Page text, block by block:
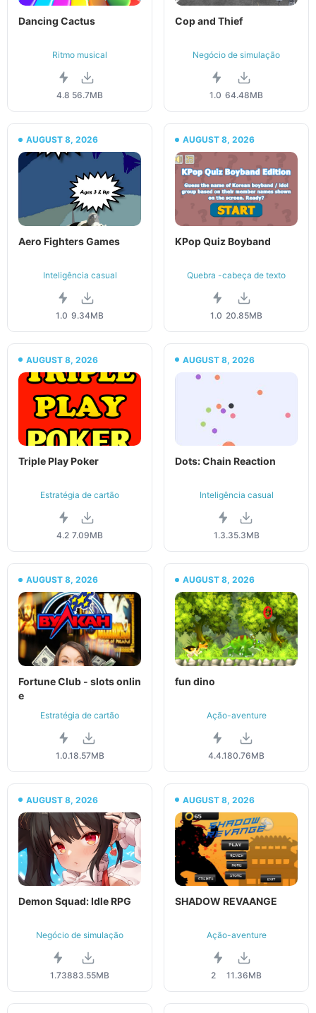
Dancing Cactus
Ritmo musical
4.8 56.7MB
Cop and Thief
Negócio de simulação
1.0 64.48MB
AUGUST 8, 2026
Aero Fighters Games
Inteligência casual
1.0 9.34MB
AUGUST 8, 2026
KPop Quiz Boyband
Quebra -cabeça de texto
1.0 20.85MB
AUGUST 8, 2026
Triple Play Poker
Estratégia de cartão
4.2 7.09MB
AUGUST 8, 2026
Dots: Chain Reaction
Inteligência casual
1.3.35.3MB
AUGUST 8, 2026
Fortune Club - slots onlin
e
Estratégia de cartão
1.0.18.57MB
AUGUST 8, 2026
fun dino
Ação-aventure
4.4.180.76MB
AUGUST 8, 2026
Demon Squad: Idle RPG
Negócio de simulação
1.73883.55MB
AUGUST 8, 2026
SHADOW REVAANGE
Ação-aventure
2 11.36MB